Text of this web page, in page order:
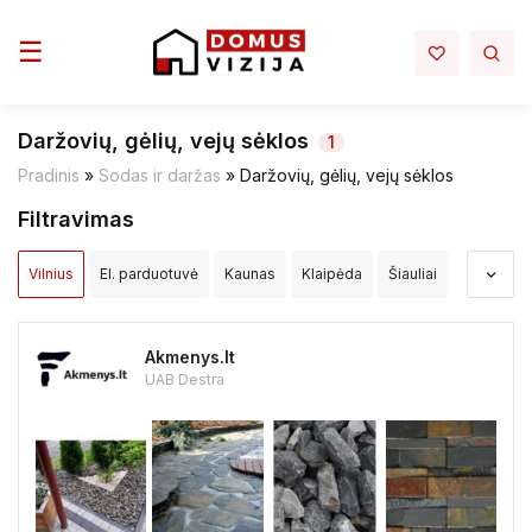
Toggle navigation
☰
Filtravimas
Vilnius El. parduotuvė Kaunas Klaipėda Šiauliai
Panevėžys Alytus Akmenės raj. Alytaus raj.
Anykščių raj. Birštono sav.
Elektrėnų sav. Ignalinos raj.
Jonavos raj. Joniškio raj. Jurbarko raj.
Daržovių, gėlių, vejų sėklos
1
Pradinis » Sodas ir daržas » Daržovių, gėlių, vejų sėklos
Akmenys.lt
UAB Destra